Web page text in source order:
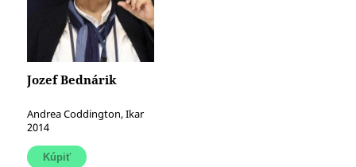
Jozef Bednárik
Andrea Coddington, Ikar
2014